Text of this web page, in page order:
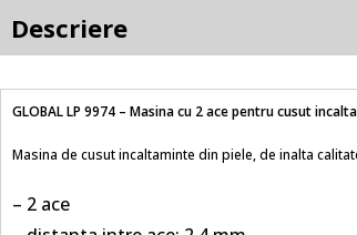
Descriere
GLOBAL LP 9974 – Masina cu 2 ace pentru cusut
Masina de cusut incaltaminte din piele, de inalta
– 2 ace